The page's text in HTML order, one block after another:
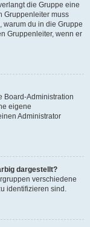
die Gruppe eine
Gruppenleiter muss
warum du in die Gruppe
Gruppenleiter, wenn er
Board-Administration
eigene
Administrator
dargestellt?
verschiedene
identifizieren sind.